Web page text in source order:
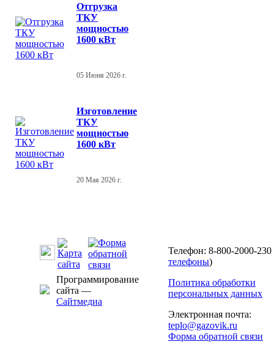
Отгрузка
ТКУ
мощностью
1600 кВт
05 Июня 2026 г.
Изготовление
ТКУ
мощностью
1600 кВт
20 Мая 2026 г.
Программирование
сайта —
Сайтмедиа
Телефон: 8-800-2000-230
телефоны)
Политика обработки
персональных данных
Электронная почта:
teplo@gazovik.ru
Форма обратной связи